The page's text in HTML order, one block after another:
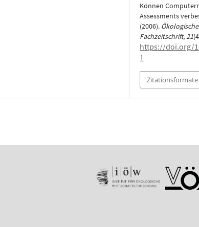
Können
Assessments
(2006).
Fachzeitschrift,21
https://doi.org/
1
Zitationsformate